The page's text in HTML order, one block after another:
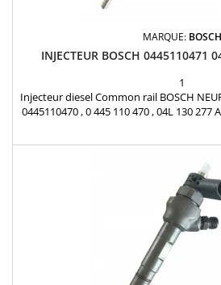
MARQUE: BOSCH
INJECTEUR BOSCH 0445110471
1
Injecteur diesel Common rail BOSCH
0445110470 , 0 445 110 470 , 04L 130 277